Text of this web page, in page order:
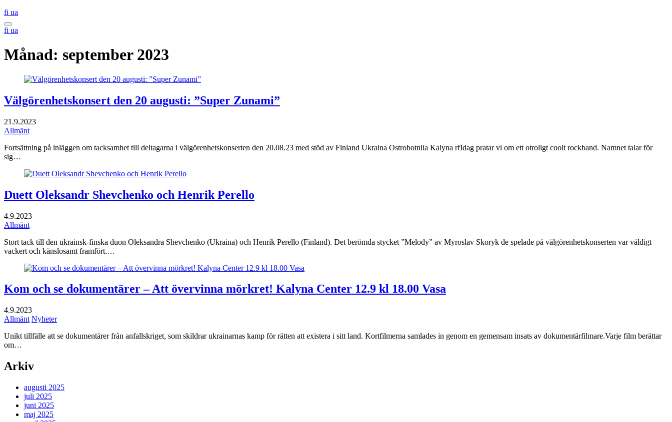
fi Suomi
ua
Search
this
fi Suomi
ua
Månad: september 2023
Välgörenhetskonsert den 20 augusti: ”Super Zunami”
21.9.2023
Allmänt
Fortsättning på inläggen om tacksamhet till deltagarna i välgörenhetskonserten den 20.08.23 med stöd av Finland Ukraina Ostrobotniia Kalyna rfIdag pratar vi om ett otroligt coolt rockband. Namnet talar för
sig…
Duett Oleksandr Shevchenko och Henrik Perello
4.9.2023
Allmänt
Stort tack till den ukrainsk-finska duon Oleksandra Shevchenko (Ukraina) och Henrik Perello (Finland). Det berömda stycket ”Melody” av Myroslav Skoryk de spelade på välgörenhetskonserten var väldigt
vackert och känslosamt framfört.…
Kom och se dokumentärer – Att övervinna mörkret! Kalyna Center 12.9 kl 18.00 Vasa
4.9.2023
Allmänt Nyheter
Unikt tillfälle att se dokumentärer från anfallskriget, som skildrar ukrainarnas kamp för rätten att existera i sitt land. Kortfilmerna samlades in genom en gemensam insats av dokumentärfilmare.Varje film berättar
om…
Arkiv
augusti 2025
juli 2025
juni 2025
maj 2025